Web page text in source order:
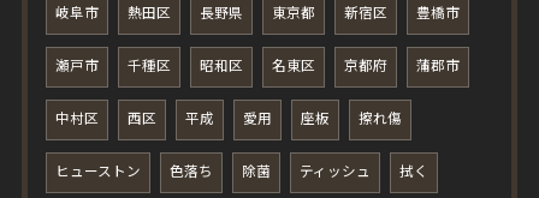
岐阜市 熱田区 長野県 東京都 新宿区 豊橋市
瀬戸市 千種区 昭和区 名東区 京都府 蒲郡市
中村区 西区 平成 愛用 座板 擦れ傷
ヒューストン 色落ち 除菌 ティッシュ 拭く